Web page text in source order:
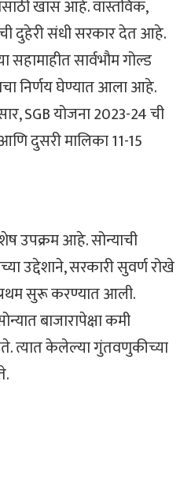
खास आहे. वास्तविक,
दुहेरी संधी सरकार देत आहे.
सहामाहीत सार्वभौम गोल्ड
निर्णय घेण्यात आला आहे.
SGB योजना 2023-24 ची
दुसरी मालिका 11-15
उपक्रम आहे. सोन्याची
उद्देशाने, सरकारी सुवर्ण रोखे
सुरू करण्यात आली.
बाजारापेक्षा कमी
त्यात केलेल्या गुंतवणुकीच्या